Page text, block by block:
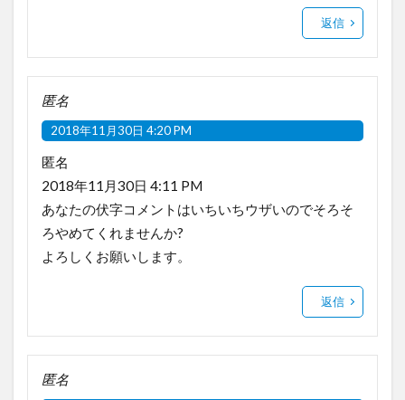
返信
匿名
2018年11月30日 4:20 PM
匿名
2018年11月30日 4:11 PM
あなたの伏字コメントはいちいちウザいのでそろそ
ろやめてくれませんか?
よろしくお願いします。
返信
匿名